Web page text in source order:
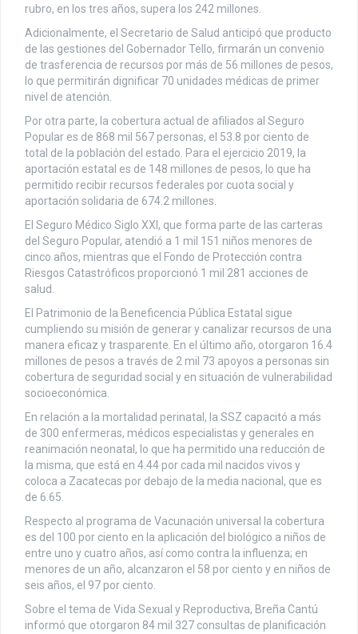
rubro, en los tres años, supera los 242 millones.
Adicionalmente, el Secretario de Salud anticipó que producto
de las gestiones del Gobernador Tello, firmarán un convenio
de trasferencia de recursos por más de 56 millones de pesos,
lo que permitirán dignificar 70 unidades médicas de primer
nivel de atención.
Por otra parte, la cobertura actual de afiliados al Seguro
Popular es de 868 mil 567 personas, el 53.8 por ciento de
total de la población del estado. Para el ejercicio 2019, la
aportación estatal es de 148 millones de pesos, lo que ha
permitido recibir recursos federales por cuota social y
aportación solidaria de 674.2 millones.
El Seguro Médico Siglo XXI, que forma parte de las carteras
del Seguro Popular, atendió a 1 mil 151 niños menores de
cinco años, mientras que el Fondo de Protección contra
Riesgos Catastróficos proporcionó 1 mil 281 acciones de
salud.
El Patrimonio de la Beneficencia Pública Estatal sigue
cumpliendo su misión de generar y canalizar recursos de una
manera eficaz y trasparente. En el último año, otorgaron 16.4
millones de pesos a través de 2 mil 73 apoyos a personas sin
cobertura de seguridad social y en situación de vulnerabilidad
socioeconómica.
En relación a la mortalidad perinatal, la SSZ capacitó a más
de 300 enfermeras, médicos especialistas y generales en
reanimación neonatal, lo que ha permitido una reducción de
la misma, que está en 4.44 por cada mil nacidos vivos y
coloca a Zacatecas por debajo de la media nacional, que es
de 6.65.
Respecto al programa de Vacunación universal la cobertura
es del 100 por ciento en la aplicación del biológico a niños de
entre uno y cuatro años, así como contra la influenza; en
menores de un año, alcanzaron el 58 por ciento y en niños de
seis años, el 97 por ciento.
Sobre el tema de Vida Sexual y Reproductiva, Breña Cantú
informó que otorgaron 84 mil 327 consultas de planificación